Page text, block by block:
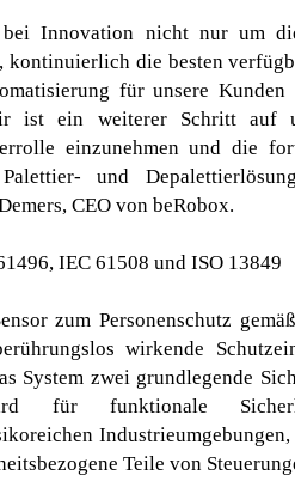
Innovation nicht nur um
kontinuierlich die besten
für unsere
ist ein weiterer Schritt auf
einzunehmen und die
Palettier- und
CEO von beRobox.
IEC 61508 und ISO 13849
zum Personenschutz
wirkende
System zwei grundlegende
für funktionale
Teile von